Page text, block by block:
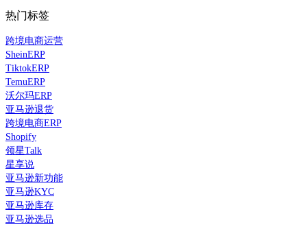
热门标签
跨境电商运营
SheinERP
TiktokERP
TemuERP
沃尔玛ERP
亚马逊退货
跨境电商ERP
Shopify
领星Talk
星享说
亚马逊新功能
亚马逊KYC
亚马逊库存
亚马逊选品